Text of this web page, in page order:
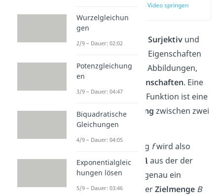
zur Stelle im Video springen
(00:13)
Die BegriffeInjektiv ,Surjektiv und
beschreiben Eigenschaften
von Funktionen bzw. Abbildungen,
also Abbildungseigenschaften. Eine
Abbildung oder eine Funktion ist eine
eindeutige Zuordnung zwischen zwei
MengenAund B.
Durch eine Abbildung fwird also
jedem Element
aus der der
Definitionsmenge
genau ein
Element
aus derZielmenge B
Wurzelgleichun
gen
2/9 – Dauer: 02:02
Potenzgleichung
en
3/9 – Dauer: 04:47
Biquadratische
Gleichungen
4/9 – Dauer: 04:05
Exponentialgleic
hungen lösen
5/9 – Dauer: 03:46